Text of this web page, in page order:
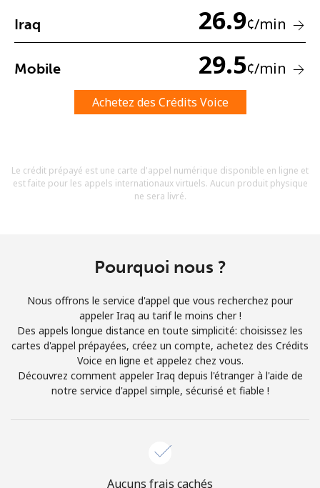
Aucun mot de passe créé
Une lettre majuscule et une lettre minuscule
Un caractère spécial
Bonjour!
Iraq 26.9¢/min
Mobile 29.5¢/min
Achetez des Crédits Voice
Le crédit prépayé est une carte d'appel numérique disponible en ligne et
est faite pour les appels internationaux virtuels. Aucun produit physique
ne sera livré.
Pourquoi nous ?
Nous offrons le service d'appel que vous recherchez pour
appeler Iraq au tarif le moins cher !
Des appels longue distance en toute simplicité: choisissez les
cartes d'appel prépayées, créez un compte, achetez des Crédits
Voice en ligne et appelez chez vous.
Découvrez comment appeler Iraq depuis l'étranger à l'aide de
notre service d'appel simple, sécurisé et fiable !
Aucuns frais cachés